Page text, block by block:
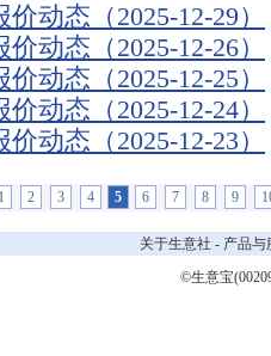
动态（2025-12-29）
动态（2025-12-26）
动态（2025-12-25）
动态（2025-12-24）
动态（2025-12-23）
1 2 3 4 5 6 7 8 9
关于生意社 - 产品与
©生意宝